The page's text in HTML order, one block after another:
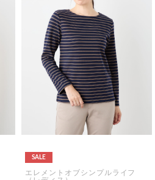
SALE
エレメントオブシンプルライフ